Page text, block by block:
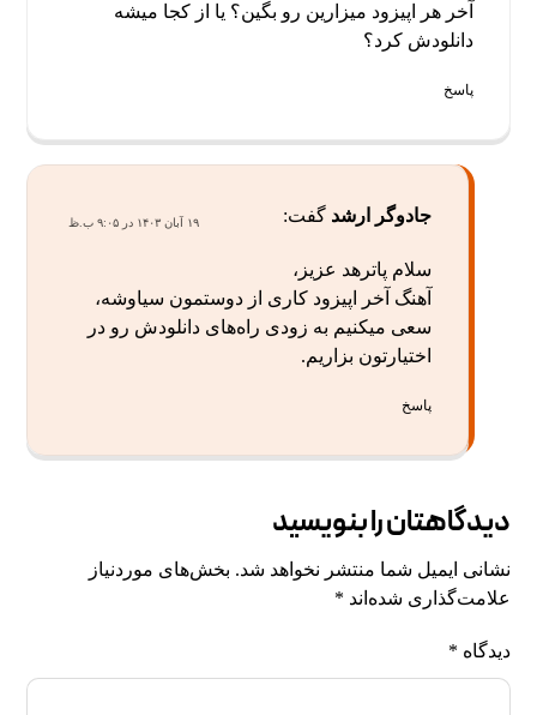
آخر هر اپیزود میزارین رو بگین؟ یا از کجا میشه
دانلودش کرد؟
پاسخ
جادوگر ارشد گفت: ۱۹ آبان ۱۴۰۳ در ۹:۰۵ ب.ظ
سلام پاترهد عزیز،
آهنگ آخر اپیزود کاری از دوستمون سیاوشه،
سعی میکنیم به زودی راه‌های دانلودش رو در
اختیارتون بزاریم.
پاسخ
دیدگاهتان را بنویسید
نشانی ایمیل شما منتشر نخواهد شد. بخش‌های موردنیاز
علامت‌گذاری شده‌اند *
دیدگاه *